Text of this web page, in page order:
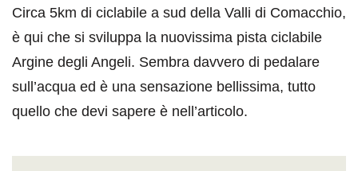
Circa 5km di ciclabile a sud della Valli di Comacchio,
è qui che si sviluppa la nuovissima pista ciclabile
Argine degli Angeli. Sembra davvero di pedalare
sull’acqua ed è una sensazione bellissima, tutto
quello che devi sapere è nell’articolo.